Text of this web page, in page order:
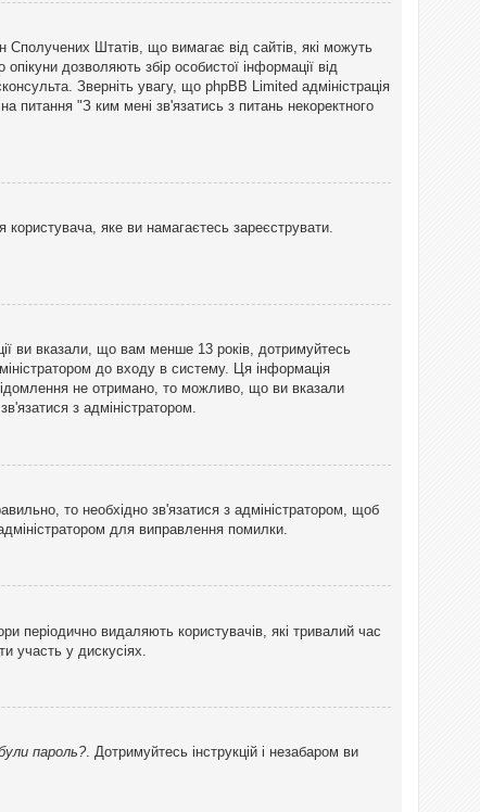
Сполучених Штатів, що вимагає від сайтів, які можуть
дозволяють збір особистої інформації від
Зверніть увагу, що phpBB Limited адміністрація
питання "З ким мені зв'язатись з питань некоректного
яке ви намагаєтесь зареєструвати.
ви вказали, що вам менше 13 років, дотримуйтесь
до входу в систему. Ця інформація
не отримано, то можливо, що ви вказали
з адміністратором.
то необхідно зв'язатися з адміністратором, щоб
для виправлення помилки.
періодично видаляють користувачів, які тривалий час
участь у дискусіях.
пароль?. Дотримуйтесь інструкцій і незабаром ви